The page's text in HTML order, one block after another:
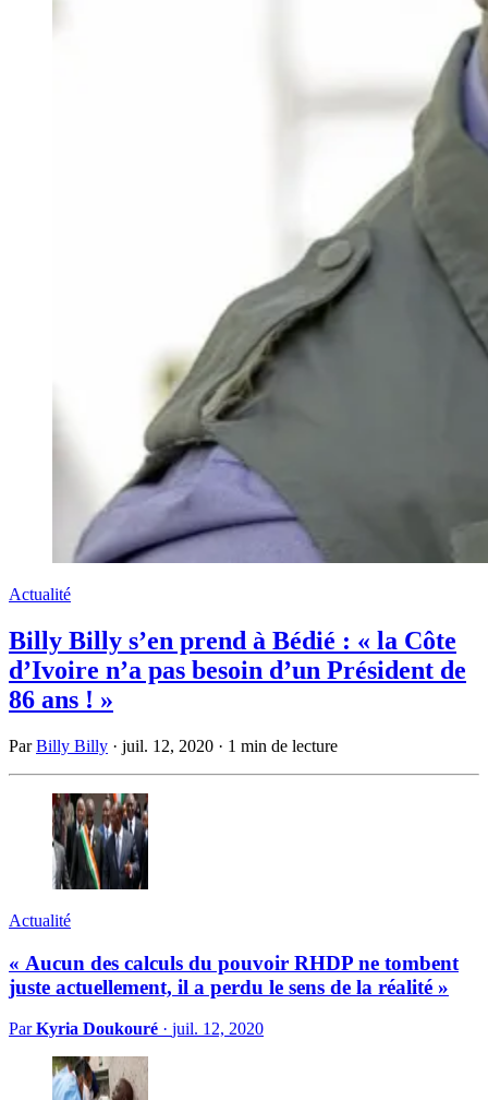
Actualité
Billy Billy s’en prend à Bédié : « la Côte
d’Ivoire n’a pas besoin d’un Président de
86 ans ! »
ParBilly Billy · juil. 12, 2020 · 1 min de lecture
Actualité
« Aucun des calculs du pouvoir RHDP ne tombent
juste actuellement, il a perdu le sens de la réalité »
ParKyria Doukouré · juil. 12, 2020